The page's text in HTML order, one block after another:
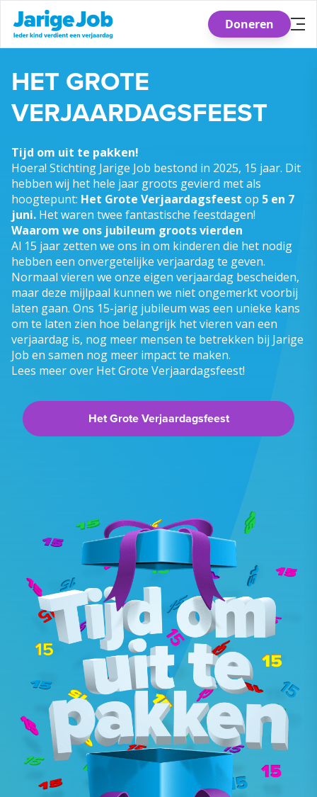
the
content
Doneren
HET GROTE
VERJAARDAGSFEEST
Tijd om uit te pakken!
Hoera! Stichting Jarige Job bestond in 2025, 15 jaar. Dit
hebben wij het hele jaar groots gevierd met als
hoogtepunt: Het Grote Verjaardagsfeest op 5 en 7
juni. Het waren twee fantastische feestdagen!
Waarom we ons jubileum groots vierden
Al 15 jaar zetten we ons in om kinderen die het nodig
hebben een onvergetelijke verjaardag te geven.
Normaal vieren we onze eigen verjaardag bescheiden,
maar deze mijlpaal kunnen we niet ongemerkt voorbij
laten gaan. Ons 15-jarig jubileum was een unieke kans
om te laten zien hoe belangrijk het vieren van een
verjaardag is, nog meer mensen te betrekken bij Jarige
Job en samen nog meer impact te maken.
Lees meer over Het Grote Verjaardagsfeest!
Het Grote Verjaardagsfeest